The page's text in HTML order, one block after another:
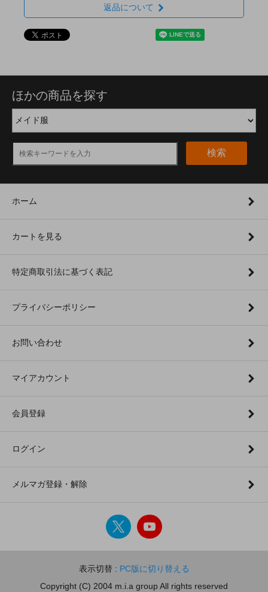
返品について
ほかの商品を探す
検索
ホーム
カートを見る
特定商取引法に基づく表記
プライバシーポリシー
お問い合わせ
マイアカウント
会員登録
ログイン
メルマガ登録・解除
表示切替 : PC版に切り替える
Copyright (C) 2004 m.i.a group All rights reserved